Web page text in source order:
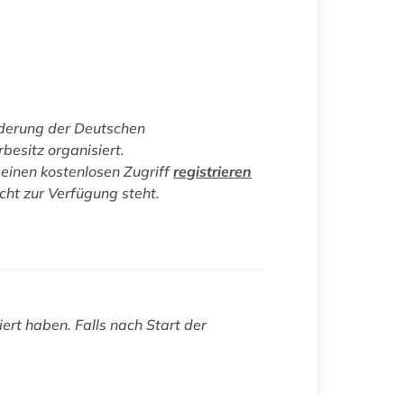
der Deutschen
organisiert.
kostenlosen Zugriffregistrieren
zur Verfügung steht.
haben. Falls nach Start der